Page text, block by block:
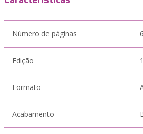
Número de páginas
Edição
Formato
Acabamento